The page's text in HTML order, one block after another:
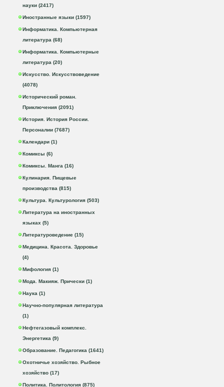
науки (2417)
Иностранные языки (1597)
Информатика. Компьютерная
литература (68)
Информатика. Компьютерные
литература (20)
Искусство. Искусствоведение
(4078)
Исторический роман.
Приключения (2091)
История. История России.
Персоналии (7687)
Календари (1)
Комиксы (6)
Комиксы. Манга (16)
Кулинария. Пищевые
производства (815)
Культура. Культурология (503)
Литература на иностранных
языках (5)
Литературоведение (15)
Медицина. Красота. Здоровье
(4)
Мифология (1)
Мода. Макияж. Прически (1)
Наука (1)
Научно-популярная литература
(1)
Нефтегазовый комплекс.
Энергетика (9)
Образование. Педагогика (1641)
Охотничье хозяйство. Рыбное
хозяйство (17)
Политика. Политология (875)